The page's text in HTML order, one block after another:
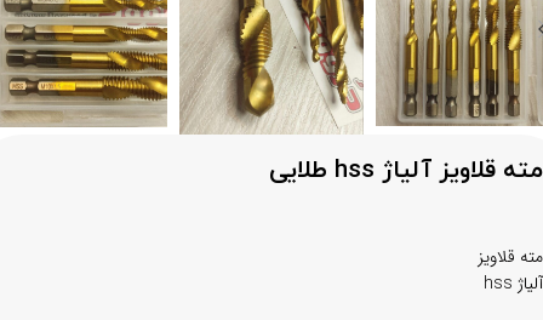
مته قلاویز آلیاژ hss طلایی
مته قلاویز
آلیاژ hss